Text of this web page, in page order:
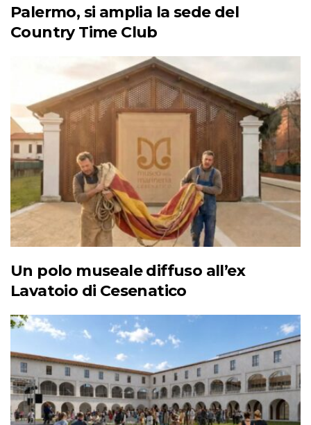
Palermo, si amplia la sede del
Country Time Club
Un polo museale diffuso all’ex
Lavatoio di Cesenatico